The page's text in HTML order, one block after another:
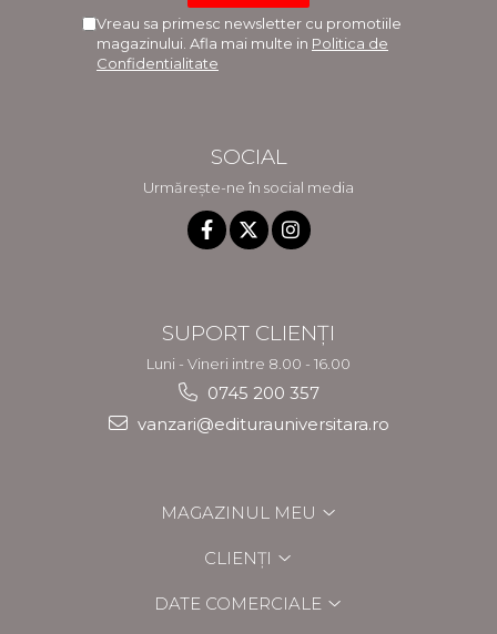
Vreau sa primesc newsletter cu promotiile
magazinului. Afla mai multe in Politica de
Confidentialitate
SOCIAL
Urmărește-ne în social media
SUPORT CLIENȚI
Luni - Vineri intre 8.00 - 16.00
0745 200 357
vanzari@editurauniversitara.ro
MAGAZINUL MEU
CLIENȚI
DATE COMERCIALE